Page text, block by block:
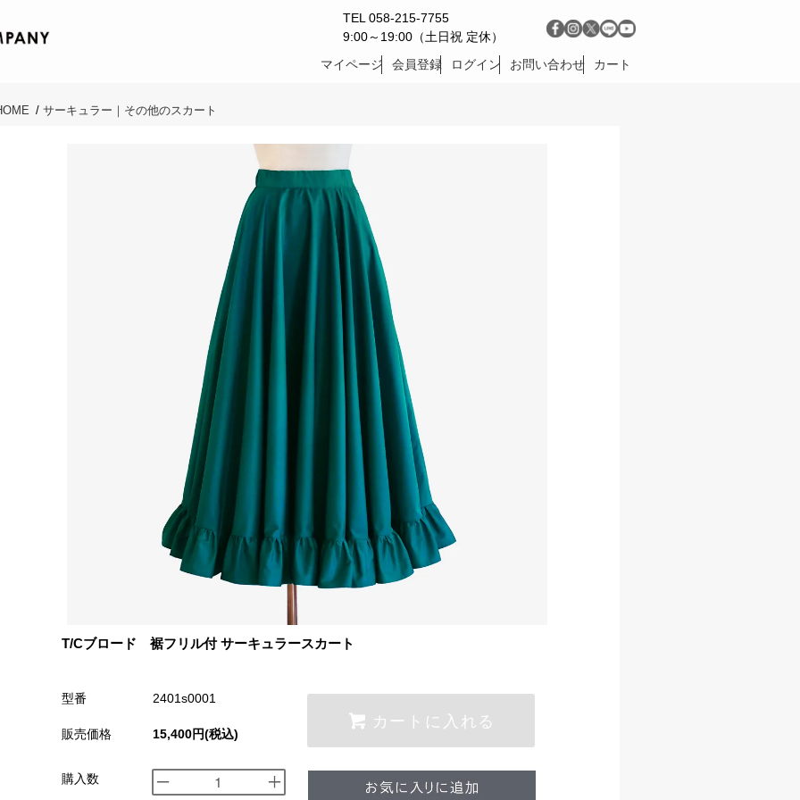
TEL 058-215-7755
9:00～19:00（土日祝 定休）
マイページ
会員登録 ログイン お問い合わせ カート
/ サーキュラー｜その他のスカート
T/Cブロード 裾フリル付 サーキュラースカート
型番 2401s0001
販売価格 15,400円(税込)
購入数
カートに入れる